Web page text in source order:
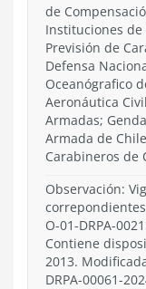
de
Instituciones de
Previsión de
Defensa
Oceanógrafico
Aeronáutica
Armadas;
Armada de
Carabineros de
Observación:
O-01-DRPA-
Contiene
2013.
DRPA-00061-